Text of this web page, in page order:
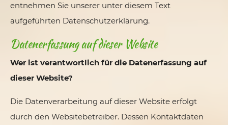
entnehmen Sie unserer unter diesem Text
aufgeführten Datenschutzerklärung.
Datenerfassung auf dieser Website
Wer ist verantwortlich für die Datenerfassung auf
dieser Website?
Die Datenverarbeitung auf dieser Website erfolgt
durch den Websitebetreiber. Dessen Kontaktdaten